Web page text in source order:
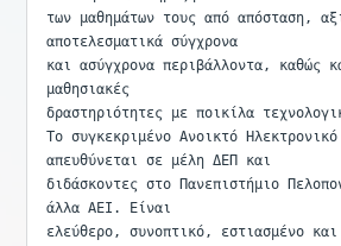
των μαθημάτων τους από απόσταση,
αποτελεσματικά σύγχρονα
και ασύγχρονα περιβάλλοντα, καθώς
μαθησιακές
δραστηριότητες με ποικίλα
Το συγκεκριμένο Ανοικτό
απευθύνεται σε μέλη ΔΕΠ και
διδάσκοντες στο Πανεπιστήμιο
άλλα ΑΕΙ. Είναι
ελεύθερο, συνοπτικό, εστιασμένο